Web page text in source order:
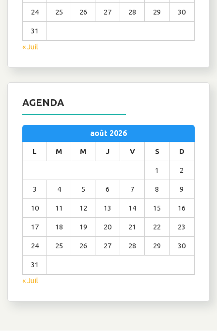
24 25 26 27 28 29 30
31
« Juil
AGENDA
août 2026
L M M J V S D
1 2
3 4 5 6 7 8 9
10 11 12 13 14 15 16
17 18 19 20 21 22 23
24 25 26 27 28 29 30
31
« Juil